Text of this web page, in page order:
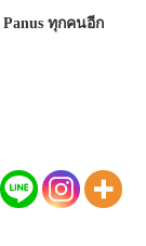
Panus ทุกคนอีก